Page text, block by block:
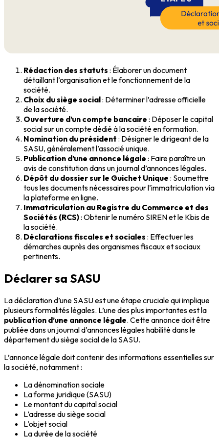
Rédaction des statuts : Élaborer un document
détaillant l’organisation et le fonctionnement de la
société.
Choix du siège social: Déterminer l’adresse officielle
de la société.
Ouverture d’un compte bancaire : Déposer le capital
social sur un compte dédié à la société en formation.
Nomination du président : Désigner le dirigeant de la
SASU, généralement l’associé unique.
Publication d’une annonce légale : Faire paraître un
avis de constitution dans un journal d’annonces légales.
Dépôt du dossier sur le Guichet Unique : Soumettre
tous les documents nécessaires pour l’immatriculation via
la plateforme en ligne.
Immatriculation au Registre du Commerce et des
Sociétés (RCS): Obtenir le numéro SIREN et le Kbis de
la société.
Déclarations fiscales et sociales : Effectuer les
démarches auprès des organismes fiscaux et sociaux
pertinents.
Déclarer sa SASU
La déclaration d’une SASU est une étape cruciale qui implique
plusieurs formalités légales. L’une des plus importantes est la
publication d’une annonce légale. Cette annonce doit être
publiée dans un journal d’annonces légales habilité dans le
département du siège social de la SASU.
L’annonce légale doit contenir des informations essentielles sur
la société, notamment :
La dénomination sociale
La forme juridique (SASU)
Le montant du capital social
L’adresse du siège social
L’objet social
La durée de la société